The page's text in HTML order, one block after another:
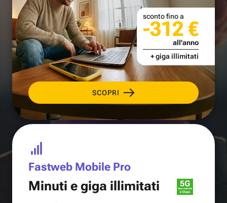
SCOPRI
sconto fino a
-312 €
all'anno
+ giga illimitati
Fastweb Mobile Pro
Minuti e giga illimitati